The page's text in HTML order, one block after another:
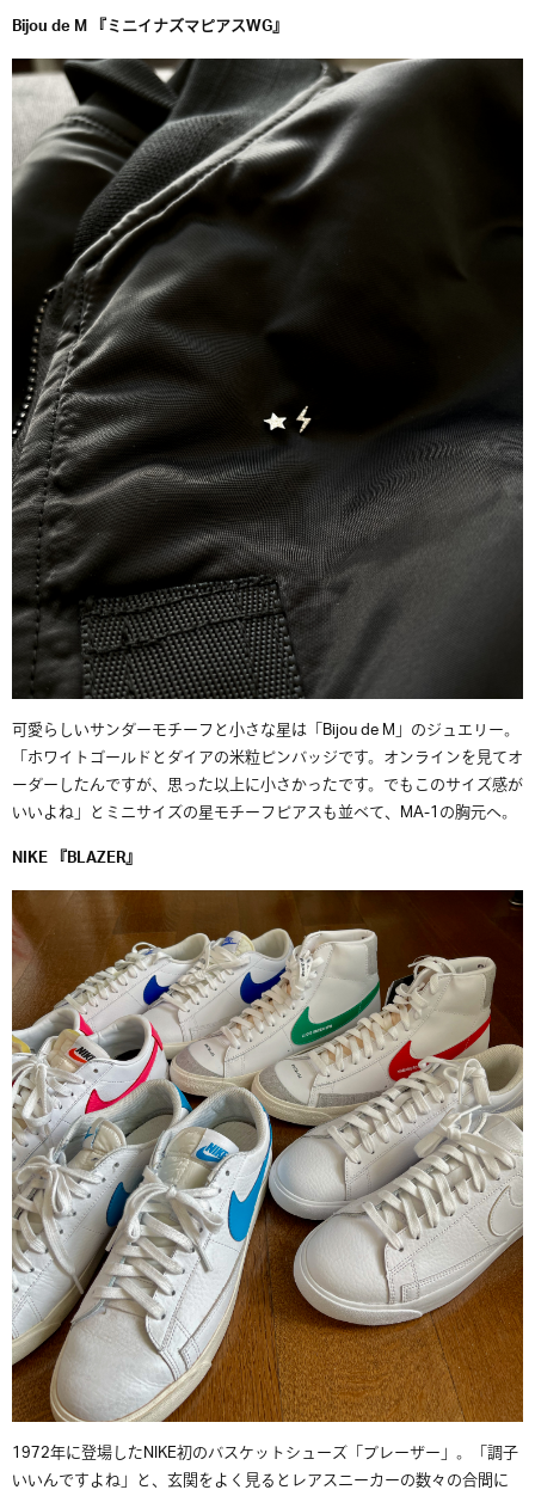
Bijou de M 『ミニイナズマピアスWG』
可愛らしいサンダーモチーフと小さな星は「Bijou de M」のジュエリー。
「ホワイトゴールドとダイアの米粒ピンバッジです。オンラインを見てオ
ーダーしたんですが、思った以上に小さかったです。でもこのサイズ感が
いいよね」とミニサイズの星モチーフピアスも並べて、MA-1の胸元へ。
NIKE 『BLAZER』
1972年に登場したNIKE初のバスケットシューズ「ブレーザー」。「調子
いいんですよね」と、玄関をよく見るとレアスニーカーの数々の合間に